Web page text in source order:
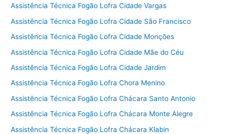
Assistência Técnica Fogão Lofra Cidade Vargas
Assistência Técnica Fogão Lofra Cidade São Francisco
Assistência Técnica Fogão Lofra Cidade Monções
Assistência Técnica Fogão Lofra Cidade Mãe do Céu
Assistência Técnica Fogão Lofra Cidade Jardim
Assistência Técnica Fogão Lofra Chora Menino
Assistência Técnica Fogão Lofra Chácara Santo Antonio
Assistência Técnica Fogão Lofra Chácara Monte Alegre
Assistência Técnica Fogão Lofra Chácara Klabin